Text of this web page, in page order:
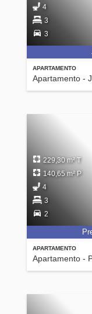
APARTAMENTO
Apartamento -
4
3
3
APARTAMENTO
Apartamento -
229,30 m² T
140,65 m² P
4
3
2